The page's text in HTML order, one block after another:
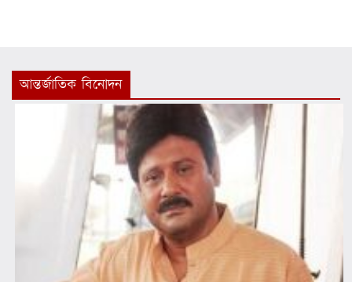
আন্তর্জাতিক বিনোদন